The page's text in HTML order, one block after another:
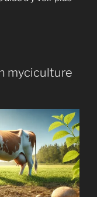
myciculture